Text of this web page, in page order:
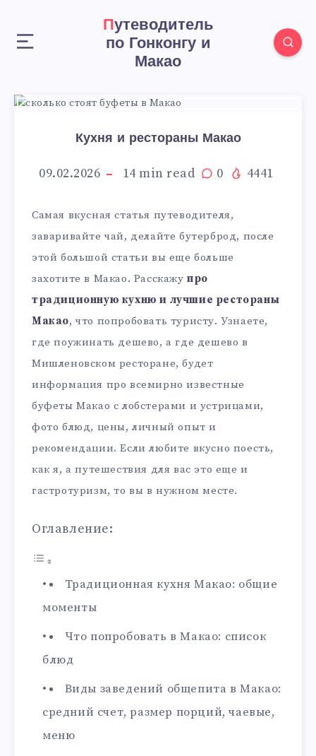
Путеводитель
по Гонконгу и
Макао
Кухня и рестораны Макао
09.02.2026 14 min read 0 4441
Самая вкусная статья путеводителя,
заваривайте чай, делайте бутерброд, после
этой большой статьи вы еще больше
захотите в Макао. Расскажупро
традиционную кухню и лучшие рестораны
Макао, что попробовать туристу. Узнаете,
где поужинать дешево, а где дешево в
Мишленовском ресторане, будет
информация про всемирно известные
буфеты Макао с лобстерами и устрицами,
фото блюд, цены, личный опыт и
рекомендации. Если любите вкусно поесть,
как я, а путешествия для вас это еще и
гастротуризм, то вы в нужном месте.
Оглавление:
Традиционная кухня Макао: общие
моменты
Что попробовать в Макао: список
блюд
Виды заведений общепита в Макао:
средний счет, размер порций, чаевые,
меню